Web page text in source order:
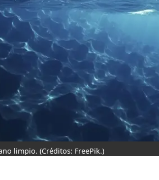
limpio. (Créditos: FreePik.)